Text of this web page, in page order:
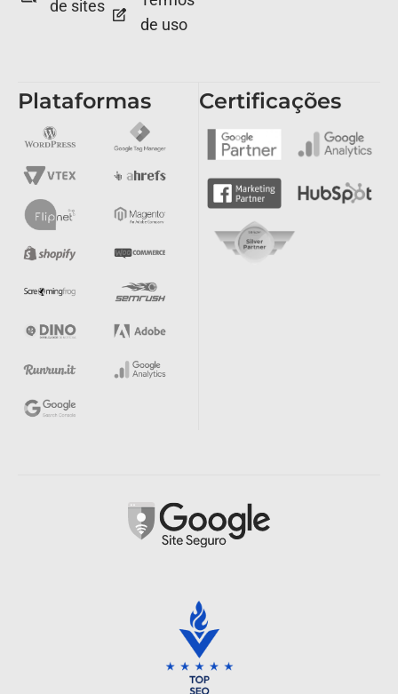
de sites
de uso
Plataformas Certificações